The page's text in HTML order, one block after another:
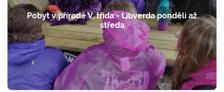
Pobyt v přírodě V. třída - Libverda pondělí až
středa